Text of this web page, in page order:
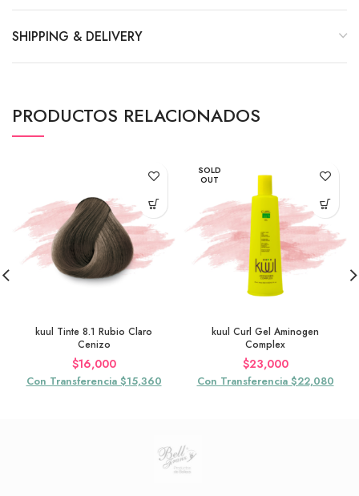
SHIPPING & DELIVERY
PRODUCTOS RELACIONADOS
kuul Tinte 8.1 Rubio Claro
Cenizo
$16,000
Con Transferencia $15,360
SOLD
OUT
kuul Curl Gel Aminogen
Complex
$23,000
Con Transferencia $22,080